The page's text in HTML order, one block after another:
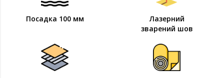
Посадка 100 мм
Лазерний
зварений шов